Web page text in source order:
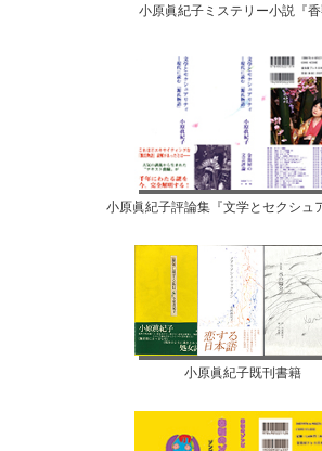
小原眞紀子ミステリー小説『香
小原眞紀子評論集『文学とセクシュ
小原眞紀子既刊書籍